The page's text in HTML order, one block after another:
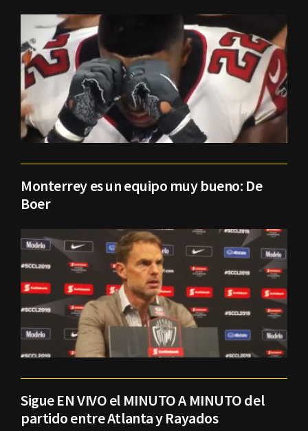
Monterrey es un equipo muy bueno: De
Boer
Sigue EN VIVO el MINUTO A MINUTO del
partido entre Atlanta y Rayados